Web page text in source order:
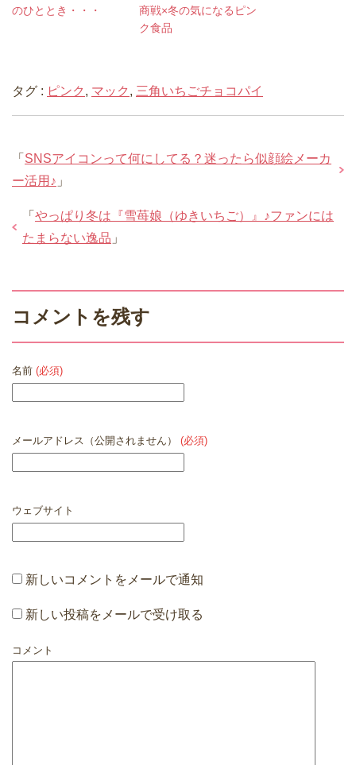
のひととき・・・
商戦×冬の気になるピン
ク食品
タグ : ピンク , マック , 三角いちごチョコパイ
「 SNSアイコンって何にしてる？迷ったら似顔絵メーカ
ー活用♪ 」
「 やっぱり冬は『雪苺娘（ゆきいちご）』♪ファンには
たまらない逸品 」
コメントを残す
名前 (必須)
メールアドレス（公開されません） (必須)
ウェブサイト
新しいコメントをメールで通知
新しい投稿をメールで受け取る
コメント